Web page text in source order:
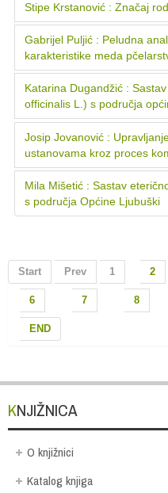
Stipe Krstanović : Značaj
Gabrijel Puljić : Peludna
karakteristike meda
Katarina Dugandžić :
officinalis L.) s područja
Josip Jovanović :
ustanovama kroz proces
Mila Mišetić : Sastav
s područja Općine Ljubuški
Start Prev 1 2
6 7 8
END
KNJIŽNICA
O knjižnici
Katalog knjiga